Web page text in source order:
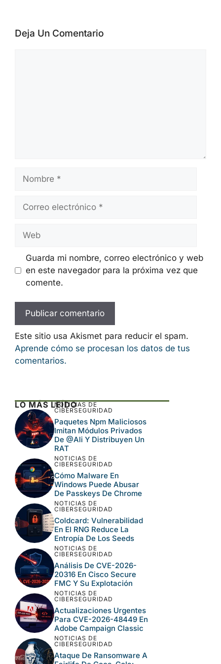
CVE/NVD, alertas de CISA, publicaciones
Nombre
Correo
electrónico
Web
Guarda mi nombre, correo electrónico y
Este sitio usa Akismet para reducir el spam.
Aprende cómo se procesan los datos de tus
comentarios.
LO MÁS LEÍDO
NOTICIAS DE
CIBERSEGURIDAD
Paquetes Npm
Maliciosos Imitan
Módulos Privados De
@ali Y Distribuyen Un
RAT
NOTICIAS DE
CIBERSEGURIDAD
Cómo Malware En
Windows Puede Abusar
De Passkeys De Chrome
NOTICIAS DE
CIBERSEGURIDAD
Coldcard: Vulnerabilidad
En El RNG Reduce La
Entropía De Los Seeds
NOTICIAS DE
CIBERSEGURIDAD